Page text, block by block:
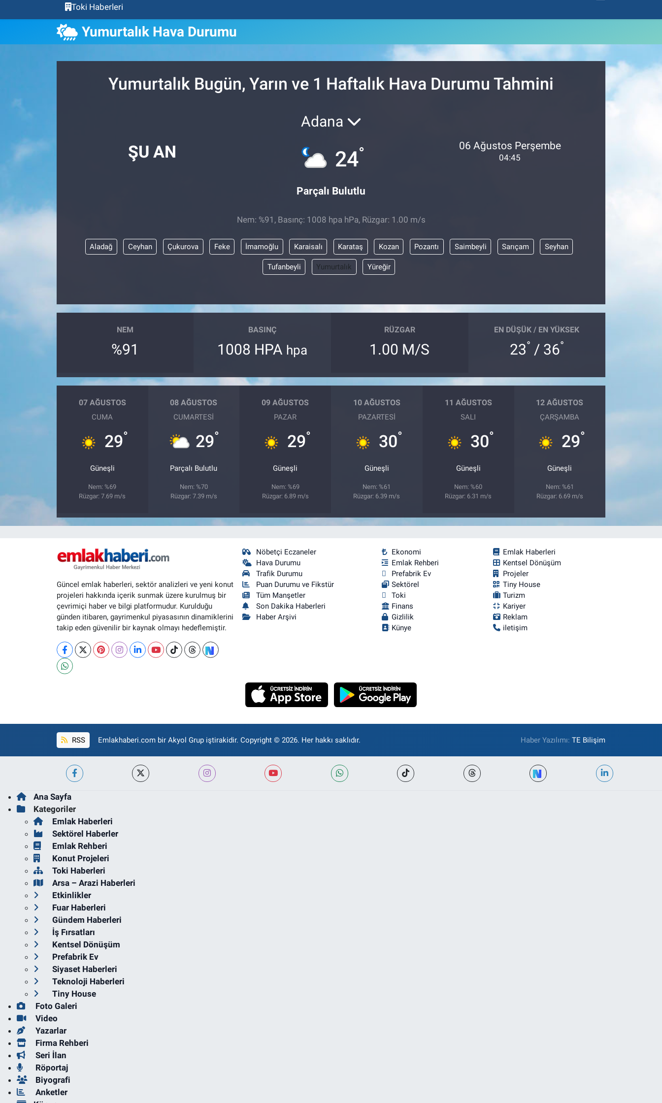
Toki Haberleri
Yumurtalık Hava Durumu
Yumurtalık Bugün, Yarın ve 1 Haftalık Hava Durumu Tahmini
ŞU AN
Adana
24°
Parçalı Bulutlu
06 Ağustos Perşembe
04:45
Nem: %91, Basınç: 1008 hpa hPa, Rüzgar: 1.00 m/s
Aladağ Ceyhan Çukurova Feke İmamoğlu Karaisalı Karataş Kozan Pozantı Saimbeyli Sarıçam Seyhan
Tufanbeyli Yumurtalık Yüreğir
NEM
%91
BASINÇ
1008 HPA hpa
RÜZGAR
1.00 M/S
EN DÜŞÜK / EN YÜKSEK
23° / 36°
07 AĞUSTOS
CUMA
29°
Güneşli
Nem: %69
Rüzgar: 7.69 m/s
08 AĞUSTOS
CUMARTESI
29°
Parçalı Bulutlu
Nem: %70
Rüzgar: 7.39 m/s
09 AĞUSTOS
PAZAR
29°
Güneşli
Nem: %69
Rüzgar: 6.89 m/s
10 AĞUSTOS
PAZARTESI
30°
Güneşli
Nem: %61
Rüzgar: 6.39 m/s
11 AĞUSTOS
SALI
30°
Güneşli
Nem: %60
Rüzgar: 6.31 m/s
12 AĞUSTOS
ÇARŞAMBA
29°
Güneşli
Nem: %61
Rüzgar: 6.69 m/s
Güncel emlak haberleri, sektör analizleri ve yeni konut
projeleri hakkında içerik sunmak üzere kurulmuş bir
çevrimiçi haber ve bilgi platformudur. Kurulduğu
günden itibaren, gayrimenkul piyasasının dinamiklerini
takip eden güvenilir bir kaynak olmayı hedeflemiştir.
Nöbetçi Eczaneler
Hava Durumu
Trafik Durumu
Puan Durumu ve Fikstür
Tüm Manşetler
Son Dakika Haberleri
Haber Arşivi
Ekonomi
Emlak Haberleri
Emlak Rehberi
Kentsel Dönüşüm
Prefabrik Ev
Projeler
Sektörel
Tiny House
Toki
Turizm
Finans
Kariyer
Gizlilik
Reklam
Künye
iletişim
RSS Emlakhaberi.com bir Akyol Grup iştirakidir. Copyright © 2026. Her hakkı saklıdır. Haber Yazılımı:TE Bilişim
Ana Sayfa
Kategoriler
Emlak Haberleri
Sektörel Haberler
Emlak Rehberi
Konut Projeleri
Toki Haberleri
Arsa – Arazi Haberleri
Etkinlikler
Fuar Haberleri
Gündem Haberleri
İş Fırsatları
Kentsel Dönüşüm
Prefabrik Ev
Siyaset Haberleri
Teknoloji Haberleri
Tiny House
Foto Galeri
Video
Yazarlar
Firma Rehberi
Seri İlan
Röportaj
Biyografi
Anketler